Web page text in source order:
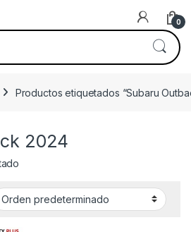
0
Productos etiquetados “Subaru
2024